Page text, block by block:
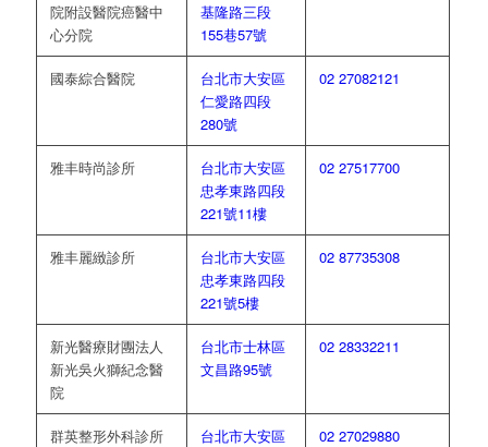
院附設醫院癌醫中
心分院
基隆路三段
155巷57號
國泰綜合醫院
台北市大安區
仁愛路四段
280號
02 27082121
雅丰時尚診所
台北市大安區
忠孝東路四段
221號11樓
02 27517700
雅丰麗緻診所
台北市大安區
忠孝東路四段
221號5樓
02 87735308
新光醫療財團法人
新光吳火獅紀念醫
院
台北市士林區
文昌路95號
02 28332211
群英整形外科診所
台北市大安區
02 27029880